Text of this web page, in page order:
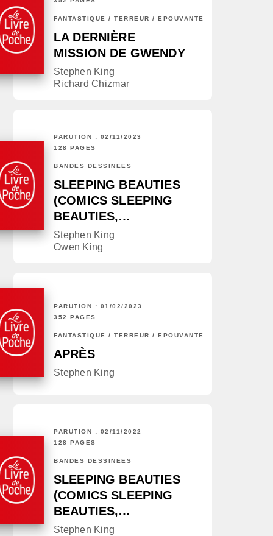
FANTASTIQUE / TERREUR / EPOUVANTE
LA DERNIÈRE
MISSION DE GWENDY
Stephen King
Richard Chizmar
PARUTION : 02/11/2023
128 PAGES
BANDES DESSINÉES
SLEEPING BEAUTIES
(COMICS SLEEPING
BEAUTIES,…
Stephen King
Owen King
PARUTION : 01/02/2023
352 PAGES
FANTASTIQUE / TERREUR / EPOUVANTE
APRÈS
Stephen King
PARUTION : 02/11/2022
128 PAGES
BANDES DESSINÉES
SLEEPING BEAUTIES
(COMICS SLEEPING
BEAUTIES,…
Stephen King